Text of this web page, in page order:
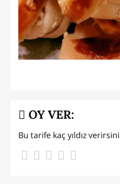
OY VER:
Bu tarife kaç yıldız